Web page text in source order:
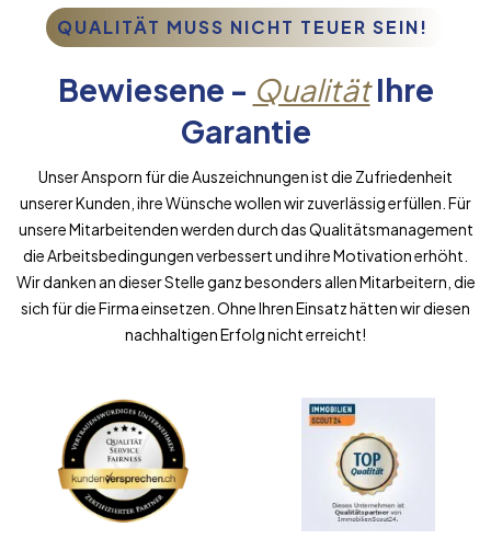
QUALITÄT MUSS NICHT TEUER SEIN!
Bewiesene - QualitätIhre
Garantie
Unser Ansporn für die Auszeichnungen ist die Zufriedenheit
unserer Kunden, ihre Wünsche wollen wir zuverlässig erfüllen. Für
unsere Mitarbeitenden werden durch das Qualitätsmanagement
die Arbeitsbedingungen verbessert und ihre Motivation erhöht.
Wir danken an dieser Stelle ganz besonders allen Mitarbeitern, die
sich für die Firma einsetzen. Ohne Ihren Einsatz hätten wir diesen
nachhaltigen Erfolg nicht erreicht!